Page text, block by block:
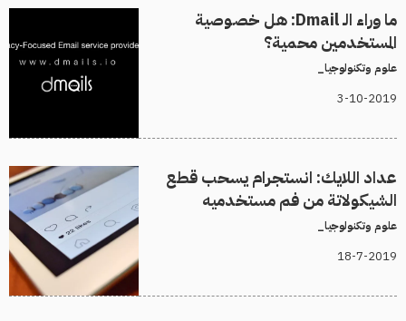
ما وراء الـ Dmail: هل خصوصية
المستخدمين محمية؟
علوم وتكنولوجيا_
3-10-2019
عداد اللايك: انستجرام يسحب قطع
الشيكولاتة من فم مستخدميه
علوم وتكنولوجيا_
18-7-2019